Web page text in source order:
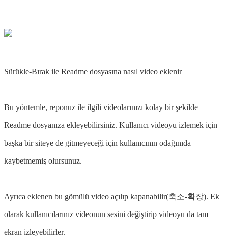
Sürükle-Bırak ile Readme dosyasına nasıl video eklenir
Bu yöntemle, reponuz ile ilgili videolarınızı kolay bir şekilde
Readme dosyanıza ekleyebilirsiniz. Kullanıcı videoyu izlemek için
başka bir siteye de gitmeyeceği için kullanıcının odağınıda
kaybetmemiş olursunuz.
Ayrıca eklenen bu gömülü video açılıp kapanabilir(축소-확장). Ek
olarak kullanıcılarınız videonun sesini değiştirip videoyu da tam
ekran izleyebilirler.